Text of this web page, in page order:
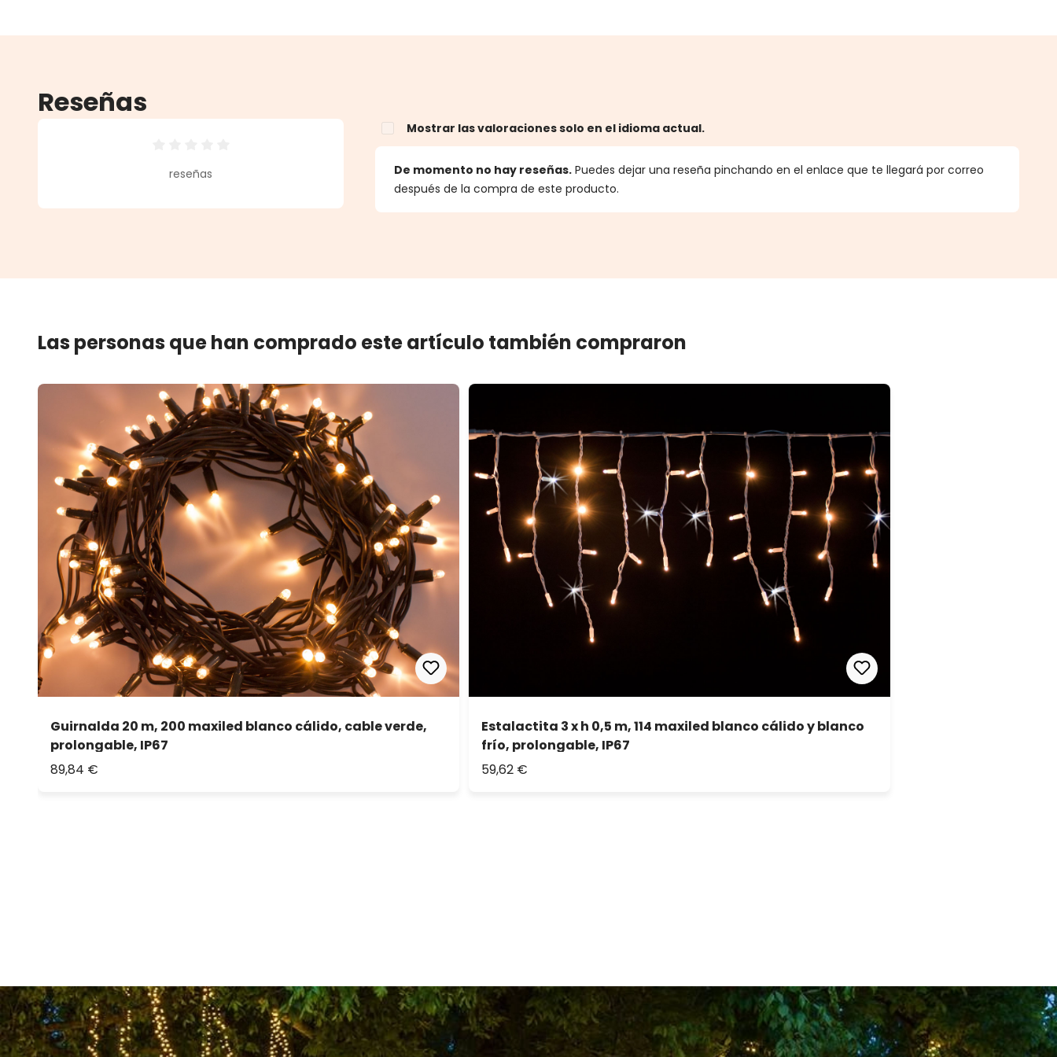
Reseñas
Calificación promedio de 0 de 5 estrellas
reseñas
Mostrar las valoraciones solo en el idioma actual.
De momento no hay reseñas. Puedes dejar una reseña pinchando en el enlace que te llegará por correo
después de la compra de este producto.
Las personas que han comprado este artículo también compraron
Guirnalda 20 m, 200 maxiled blanco cálido, cable verde,
prolongable, IP67
89,84 €
Estalactita 3 x h 0,5 m, 114 maxiled blanco cálido y blanco
frío, prolongable, IP67
59,62 €